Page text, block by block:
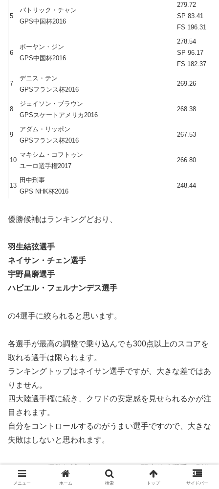
5
パトリック・チャン
GPS中国杯2016
279.72
SP 83.41
FS 196.31
6
ボーヤン・ジン
GPS中国杯2016
278.54
SP 96.17
FS 182.37
7
デニス・テン
GPSフランス杯2016
269.26
8
ジェイソン・ブラウン
GPSスケートアメリカ2016
268.38
9
アダム・リッポン
GPSフランス杯2016
267.53
10
マキシム・コフトゥン
ユーロ選手権2017
266.80
13
田中刑事
GPS NHK杯2016
248.44
優勝候補はランキングどおり、
羽生結弦選手
ネイサン・チェン選手
宇野昌磨選手
ハビエル・フェルナンデス選手
の4選手に絞られると思います。
各選手が最高の調整で乗り込んでも300点以上のスコアを
取れる選手は限られます。
ランキングトップはネイサン選手ですが、大きな差ではあ
りません。
四大陸選手権に続き、クワドの安定感を見せられるかが注
目されます。
自分をコントロールするのがうまい選手ですので、大きな
失敗はしないと思われます。
とはいえ、優勝候補の中では、やはり羽生結弦選手が別格
です。
メニュー ホーム 検索 トップ サイドバー